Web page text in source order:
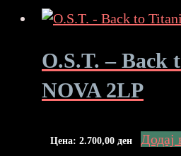
O.S.T. – Back
NOVA 2LP
Цена: 2.700,00 ден Додај